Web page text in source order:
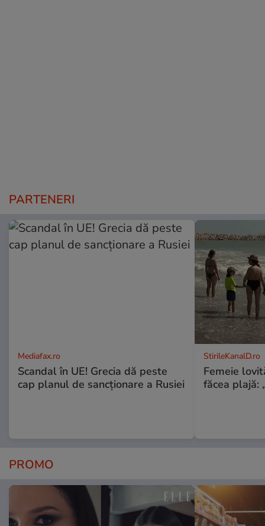
PARTENERI
Mediafax.ro
Scandal în UE! Grecia dă peste
cap planul de sancționare a Rusiei
StirileKanalD.ro
Femeie
făcea plajă:
PROMO